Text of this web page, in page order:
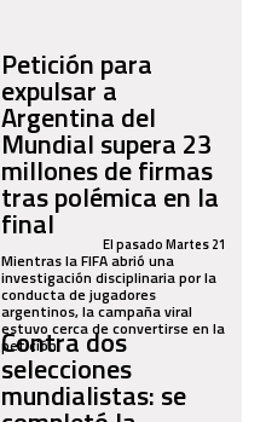
Petición para
expulsar a
Argentina del
Mundial supera 23
millones de firmas
tras polémica en la
final El pasado Martes 21
Mientras la FIFA abrió una
investigación disciplinaria por la
conducta de jugadores
argentinos, la campaña viral
estuvo cerca de convertirse en la
petición
Contra dos
selecciones
mundialistas: se